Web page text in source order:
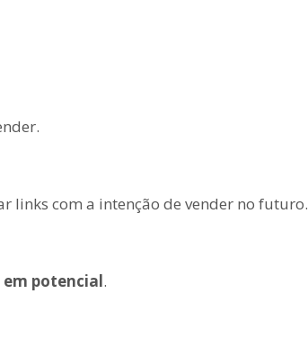
links com a intenção de vender no futuro.
potencial.